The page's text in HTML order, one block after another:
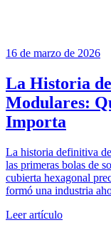
16 de marzo de 2026
La Historia
Modulares:
Importa
La historia definitiva
las primeras bolas de
cubierta hexagonal
formó una industria
Leer artículo